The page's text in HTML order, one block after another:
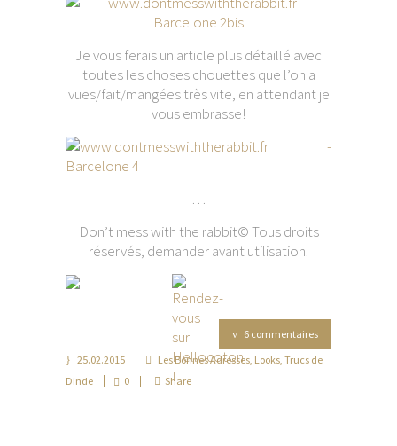
Je vous ferais un article plus détaillé avec
toutes les choses chouettes que l’on a
vues/fait/mangées très vite, en attendant je
vous embrasse!
…
Don’t mess with the rabbit© Tous droits
réservés, demander avant utilisation.
6 commentaires
25.02.2015
Les Bonnes Adresses, Looks, Trucs de
Dinde
0 Share